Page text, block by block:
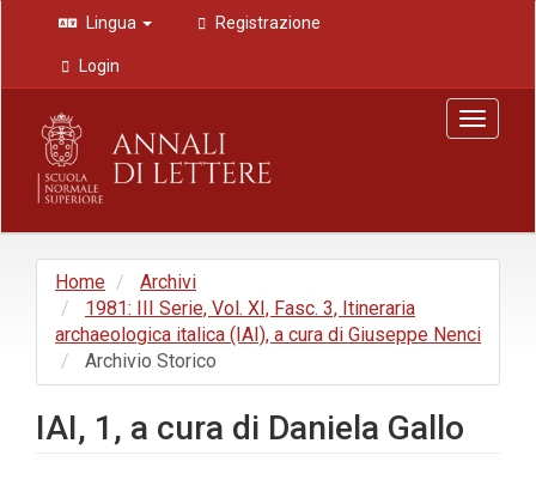
Navigazione
principale
Contenuto
principale
Barra
laterale
Lingua Registrazione
Login
Toggle
Home
Archivi
1981: III Serie, Vol. XI, Fasc. 3, Itineraria
archaeologica italica (IAI), a cura di Giuseppe Nenci
Archivio Storico
IAI, 1, a cura di Daniela Gallo